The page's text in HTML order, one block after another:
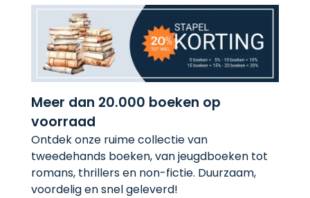
Meer dan 20.000 boeken op
voorraad
Ontdek onze ruime collectie van
tweedehands boeken, van jeugdboeken tot
romans, thrillers en non-fictie. Duurzaam,
voordelig en snel geleverd!